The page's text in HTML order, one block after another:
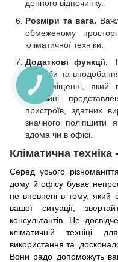
денного відпочинку.
Розміри та вага.
обмеженому
кліматичної техніки.
Додаткові функції.
потреби та
в приміщенні,
магазині
пристроїв, здатних
значного поліпшити
вдома чи в офісі.
Кліматична
Серед усього
дому й офісу буває
не впевнені в тому, який
вашої ситуації,
консультантів. Це
кліматичній техніці
використання та
Вони радо допоможуть